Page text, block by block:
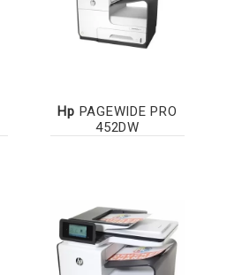
Hp PAGEWIDE PRO
452DW